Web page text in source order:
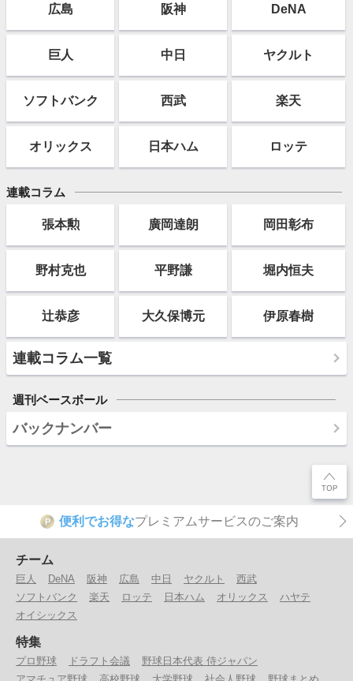
広島 阪神 DeNA
巨人 中日 ヤクルト
ソフトバンク 西武 楽天
オリックス 日本ハム ロッテ
連載コラム
張本勲 廣岡達朗 岡田彰布
野村克也 平野謙 堀内恒夫
辻恭彦 大久保博元 伊原春樹
連載コラム一覧
週刊ベースボール
バックナンバー
P 便利でお得なプレミアムサービスのご案内
チーム
巨人 DeNA 阪神 広島 中日 ヤクルト
西武
ソフトバンク
楽天 ロッテ 日本ハム オリックス
ハヤテ
オイシックス
特集
プロ野球 ドラフト会議
野球日本代表 侍ジャパン